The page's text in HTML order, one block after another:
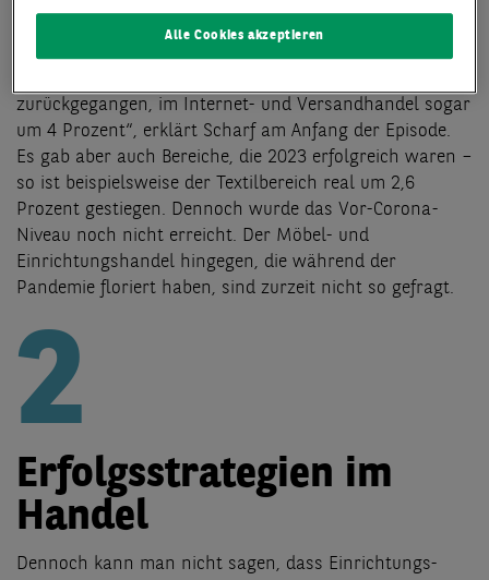
Rückblick auf das Handelsjahr 2023
„Insgesamt ist 2023 der Umsatz im bundesweiten
zurückgegangen, im Internet- und Versandhandel sogar
um 4 Prozent“, erklärt Scharf am Anfang der Episode.
Es gab aber auch Bereiche, die 2023 erfolgreich waren –
so ist beispielsweise der Textilbereich real um 2,6
Prozent gestiegen. Dennoch wurde das Vor-Corona-
Niveau noch nicht erreicht. Der Möbel- und
Einrichtungshandel hingegen, die während der
Pandemie floriert haben, sind zurzeit nicht so gefragt.
2
Erfolgsstrategien im
Handel
Dennoch kann man nicht sagen, dass Einrichtungs-
Alle Cookies akzeptieren